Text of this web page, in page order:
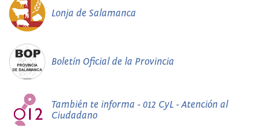
Lonja de Salamanca
Boletín Oficial de la Provincia
También te informa - 012 CyL - Atención al
Ciudadano